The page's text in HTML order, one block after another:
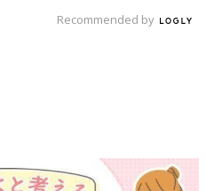
Recommended by